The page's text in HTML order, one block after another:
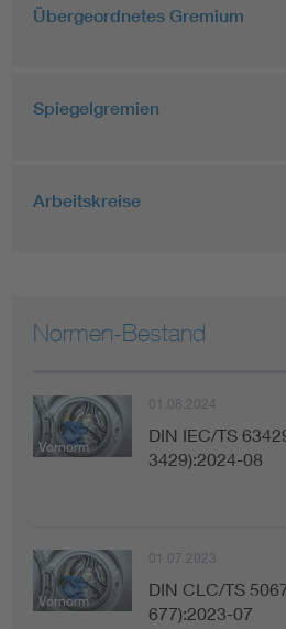
Übergeordnetes Gremium
Spiegelgremien
Arbeitskreise
Normen-Bestand
Vornorm
01.08.2024
DIN IEC/TS
3429):2024-08
Vornorm
01.07.2023
DIN CLC/TS
677):2023-07